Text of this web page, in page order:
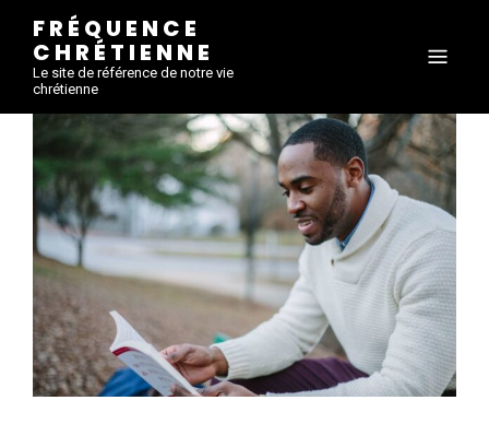
FRÉQUENCE
CHRÉTIENNE
Le site de référence de notre vie
chrétienne